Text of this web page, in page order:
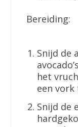
Bereiding:
Snijd de
het
een vork
Snijd de